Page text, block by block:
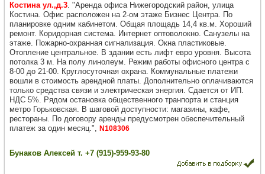
Костина ул.,д.3. "Аренда офиса Нижегородский район, улица
Костина. Офис расположен на 2-ом этаже Бизнес Центра. По
планировке одним кабинетом. Общая площадь 14,4 кв.м. Хороший
ремонт. Коридорная система. Интернет оптоволокно. Санузелы на
этаже. Пожарно-охранная сигнализация. Окна пластиковые.
Отопление центральное. В здании есть лифт евро уровня. Высота
потолка 3 м. На полу линолеум. Режим работы офисного центра с
8-00 до 21-00. Круглосуточная охрана. Коммунальные платежи
вошли в стоимость арендной платы. Дополнительно оплачиваются
только средства связи и электрическая энергия. Сдается от ИП.
НДС 5%. Рядом остановка общественного транпорта и станция
метро Горьковская. В шаговой доступности: магазины, кафе,
рестораны. По договору аренды предусмотрен обеспечительный
платеж за один месяц.", N108306
Бунаков Алексей т. +7 (915)-959-93-80